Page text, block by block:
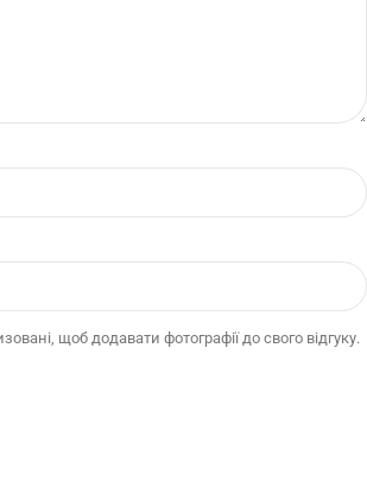
щоб додавати фотографії до свого відгуку.